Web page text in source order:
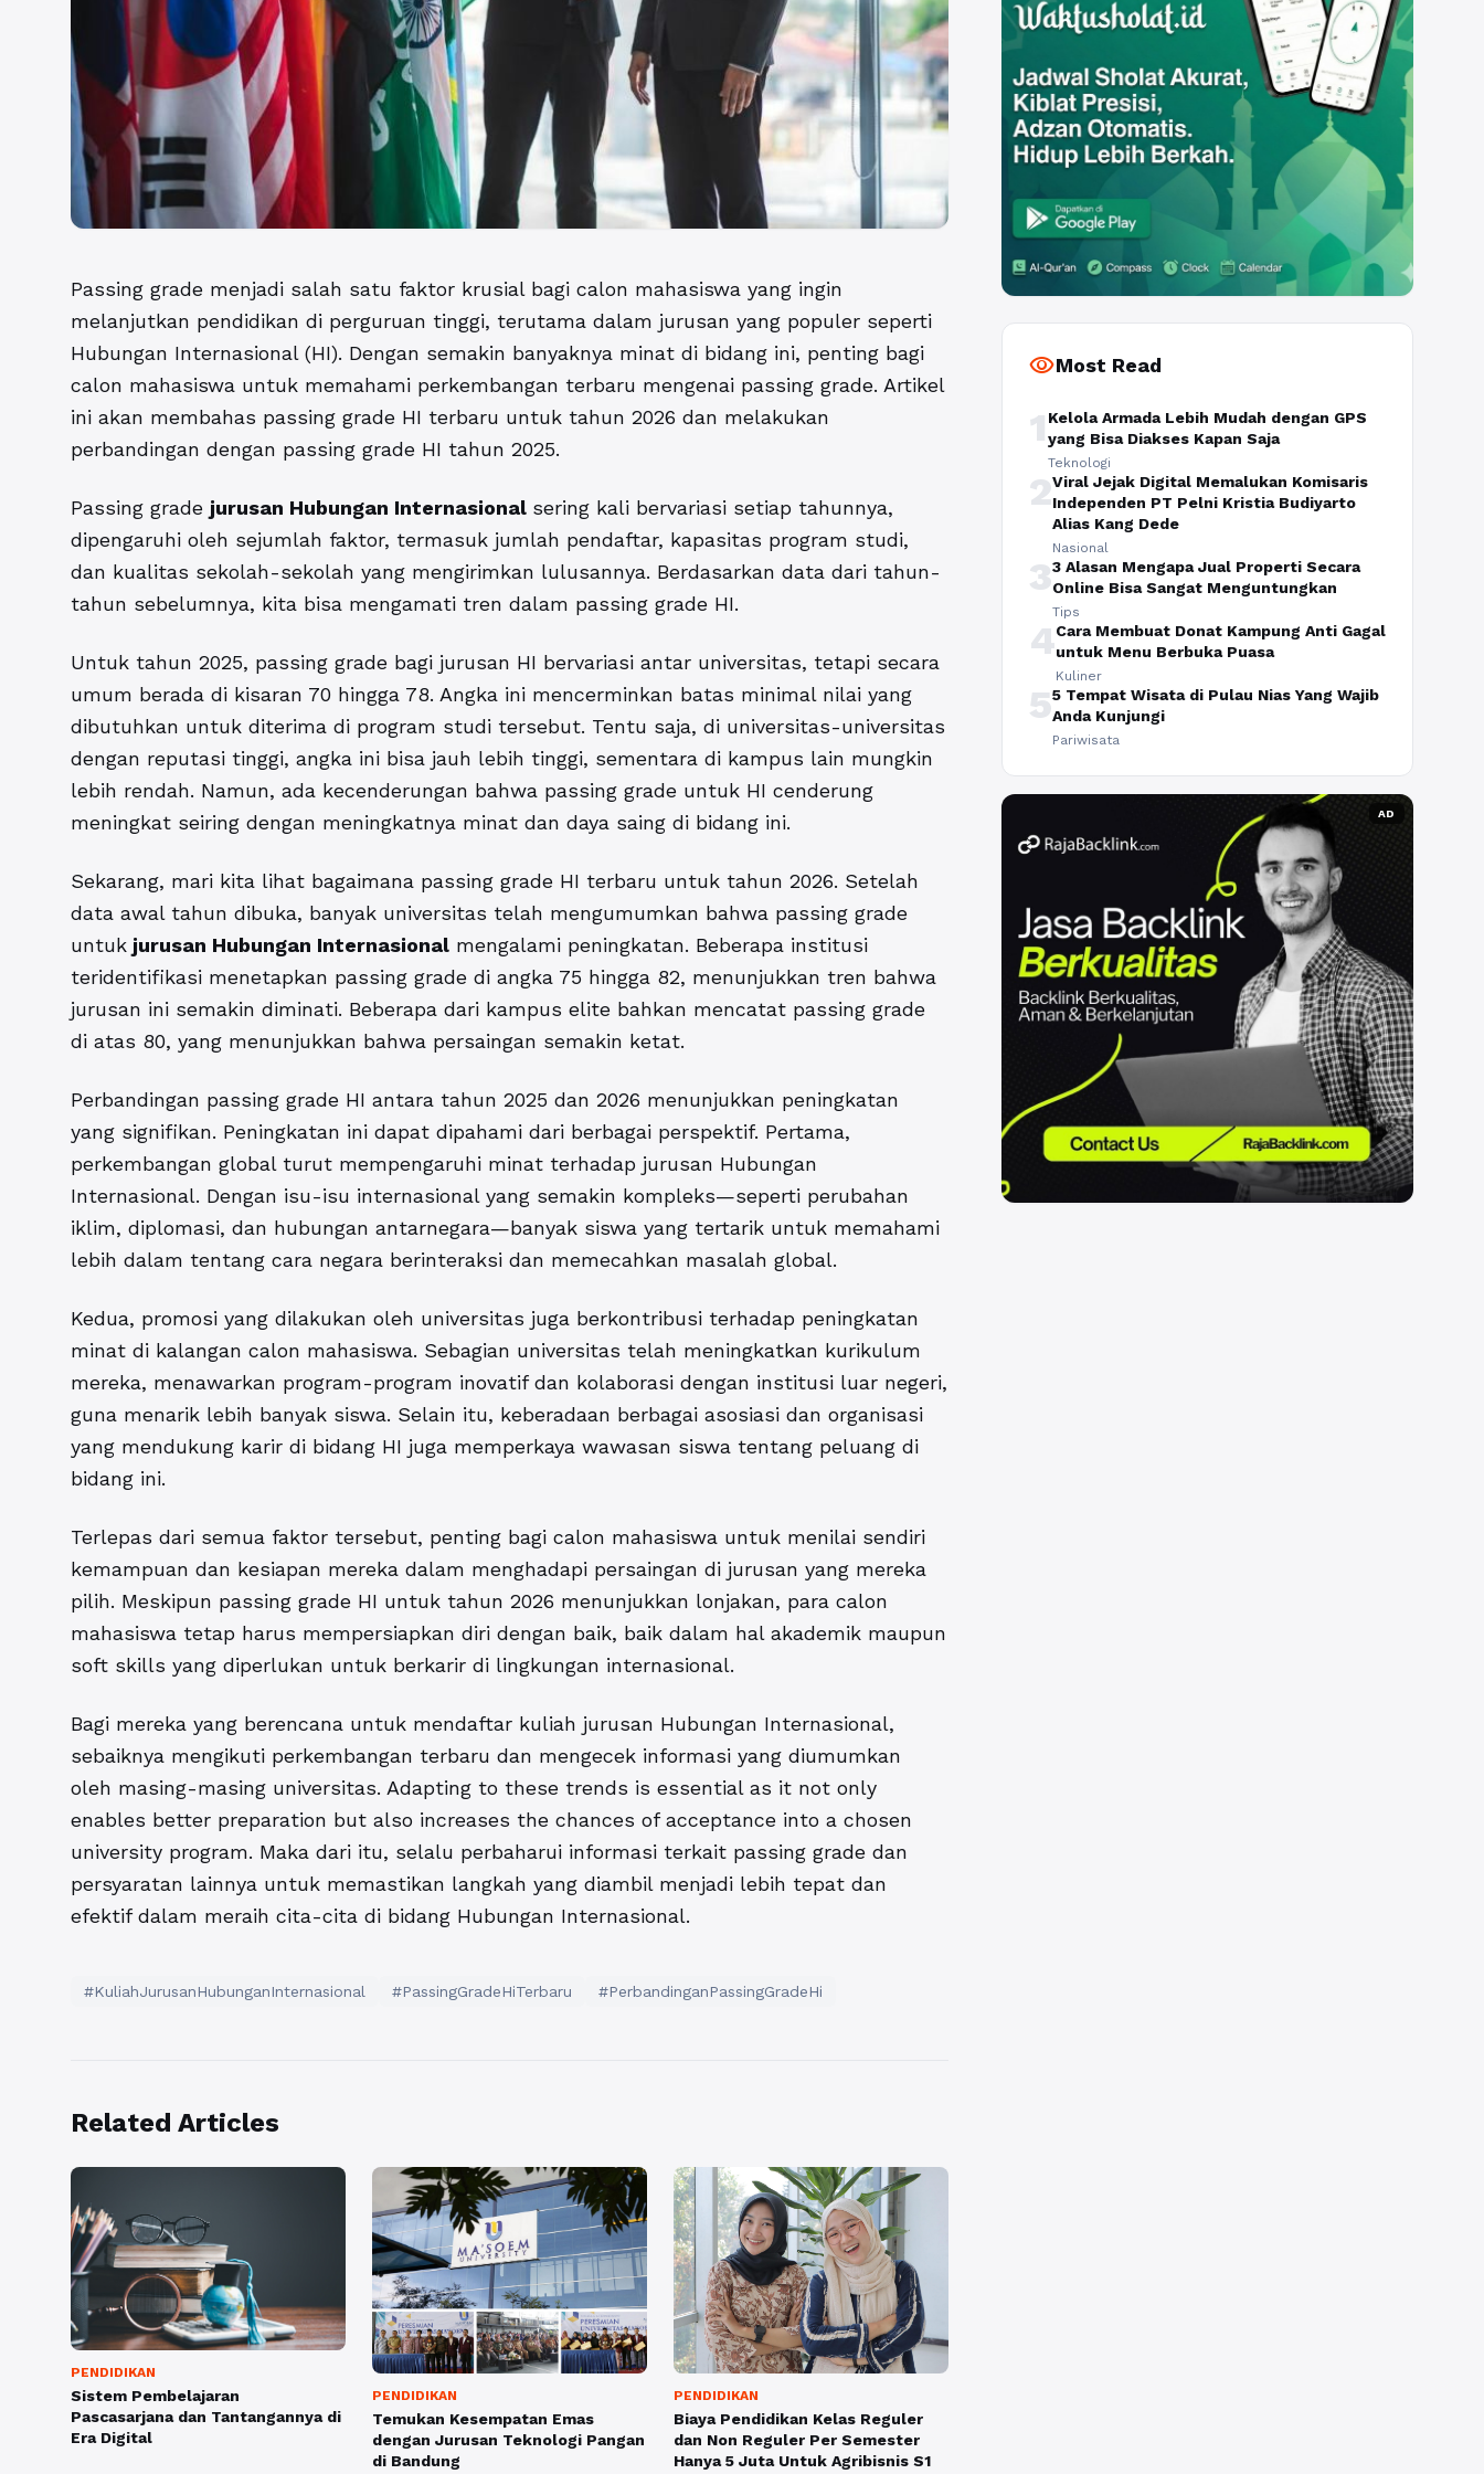
Passing grade menjadi salah satu faktor krusial bagi calon mahasiswa yang ingin
melanjutkan pendidikan di perguruan tinggi, terutama dalam jurusan yang populer seperti
Hubungan Internasional (HI). Dengan semakin banyaknya minat di bidang ini, penting bagi
calon mahasiswa untuk memahami perkembangan terbaru mengenai passing grade. Artikel
ini akan membahas passing grade HI terbaru untuk tahun 2026 dan melakukan
perbandingan dengan passing grade HI tahun 2025.
Passing grade jurusan Hubungan Internasional sering kali bervariasi setiap tahunnya,
dipengaruhi oleh sejumlah faktor, termasuk jumlah pendaftar, kapasitas program studi,
dan kualitas sekolah-sekolah yang mengirimkan lulusannya. Berdasarkan data dari tahun-
tahun sebelumnya, kita bisa mengamati tren dalam passing grade HI.
Untuk tahun 2025, passing grade bagi jurusan HI bervariasi antar universitas, tetapi secara
umum berada di kisaran 70 hingga 78. Angka ini mencerminkan batas minimal nilai yang
dibutuhkan untuk diterima di program studi tersebut. Tentu saja, di universitas-universitas
dengan reputasi tinggi, angka ini bisa jauh lebih tinggi, sementara di kampus lain mungkin
lebih rendah. Namun, ada kecenderungan bahwa passing grade untuk HI cenderung
meningkat seiring dengan meningkatnya minat dan daya saing di bidang ini.
Sekarang, mari kita lihat bagaimana passing grade HI terbaru untuk tahun 2026. Setelah
data awal tahun dibuka, banyak universitas telah mengumumkan bahwa passing grade
untuk jurusan Hubungan Internasional mengalami peningkatan. Beberapa institusi
teridentifikasi menetapkan passing grade di angka 75 hingga 82, menunjukkan tren bahwa
jurusan ini semakin diminati. Beberapa dari kampus elite bahkan mencatat passing grade
di atas 80, yang menunjukkan bahwa persaingan semakin ketat.
Perbandingan passing grade HI antara tahun 2025 dan 2026 menunjukkan peningkatan
yang signifikan. Peningkatan ini dapat dipahami dari berbagai perspektif. Pertama,
perkembangan global turut mempengaruhi minat terhadap jurusan Hubungan
Internasional. Dengan isu-isu internasional yang semakin kompleks—seperti perubahan
iklim, diplomasi, dan hubungan antarnegara—banyak siswa yang tertarik untuk memahami
lebih dalam tentang cara negara berinteraksi dan memecahkan masalah global.
Kedua, promosi yang dilakukan oleh universitas juga berkontribusi terhadap peningkatan
minat di kalangan calon mahasiswa. Sebagian universitas telah meningkatkan kurikulum
mereka, menawarkan program-program inovatif dan kolaborasi dengan institusi luar negeri,
guna menarik lebih banyak siswa. Selain itu, keberadaan berbagai asosiasi dan organisasi
yang mendukung karir di bidang HI juga memperkaya wawasan siswa tentang peluang di
bidang ini.
Terlepas dari semua faktor tersebut, penting bagi calon mahasiswa untuk menilai sendiri
kemampuan dan kesiapan mereka dalam menghadapi persaingan di jurusan yang mereka
pilih. Meskipun passing grade HI untuk tahun 2026 menunjukkan lonjakan, para calon
mahasiswa tetap harus mempersiapkan diri dengan baik, baik dalam hal akademik maupun
soft skills yang diperlukan untuk berkarir di lingkungan internasional.
Bagi mereka yang berencana untuk mendaftar kuliah jurusan Hubungan Internasional,
sebaiknya mengikuti perkembangan terbaru dan mengecek informasi yang diumumkan
oleh masing-masing universitas. Adapting to these trends is essential as it not only
enables better preparation but also increases the chances of acceptance into a chosen
university program. Maka dari itu, selalu perbaharui informasi terkait passing grade dan
persyaratan lainnya untuk memastikan langkah yang diambil menjadi lebih tepat dan
efektif dalam meraih cita-cita di bidang Hubungan Internasional.
#KuliahJurusanHubunganInternasional #PassingGradeHiTerbaru #PerbandinganPassingGradeHi
Related Articles
PENDIDIKAN
Sistem Pembelajaran
Pascasarjana dan Tantangannya di
Era Digital
PENDIDIKAN
Temukan Kesempatan Emas
dengan Jurusan Teknologi Pangan
di Bandung
PENDIDIKAN
Biaya Pendidikan Kelas Reguler
dan Non Reguler Per Semester
Hanya 5 Juta Untuk Agribisnis S1
visibilityMost Read
1 Kelola Armada Lebih Mudah dengan GPS
yang Bisa Diakses Kapan Saja
Teknologi
2Viral Jejak Digital Memalukan Komisaris
Independen PT Pelni Kristia Budiyarto
Alias Kang Dede
Nasional
33 Alasan Mengapa Jual Properti Secara
Online Bisa Sangat Menguntungkan
Tips
4Cara Membuat Donat Kampung Anti Gagal
untuk Menu Berbuka Puasa
Kuliner
55 Tempat Wisata di Pulau Nias Yang Wajib
Anda Kunjungi
Pariwisata
AD